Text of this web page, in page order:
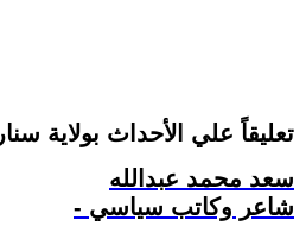
تعليقاً علي الأحداث بولاية سنار
سعد محمد عبدالله
- شاعر وكاتب سياسي